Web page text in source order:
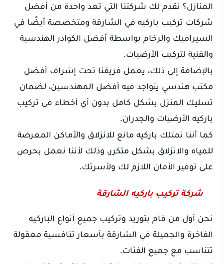
المنازل؟ نقدم لك شركتنا التي تعد واحدة من أفضل
شركات تركيب باركيه في الشارقة ومتخصصة أيضًا في
السيراميك والرخام بواسطة أفضل الكوادر الهندسية
والفنية لتركيب الأرضيات.
بالإضافة إلى ذلك، يعمل فريقنا تحت إشراف أفضل
مكتب هندسي يتواجد فيه أفضل المهندسين، لضمان
تسليك المنزل بشكل كامل بدون أي أخطاء في تركيب
باركيه الأرضيات والجدران.
كما أننا نمتلك باركيه مانع للانزلاق والأماكن المعرضة
للمياه والانزلاق بشكل متكرر، وذلك لأننا نعمل بحرص
على توفير الأمان اللازم لك ولأسرتك.
شركة تركيب باركيه الشارقة
نحن أول من قام بتوريد وتركيب جميع أنواع الباركيه
الفاخرة والجميلة في الشارقة بأسعار تنافسية معقولة
تتناسب مع جميع الفئات.